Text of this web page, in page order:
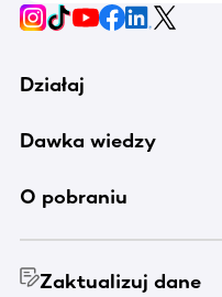
Działaj
Dawka wiedzy
O pobraniu
Zaktualizuj dane